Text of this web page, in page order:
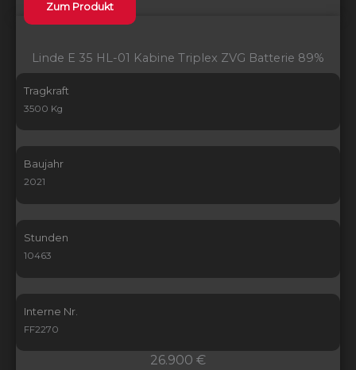
Zum Produkt
Linde E 35 HL-01 Kabine Triplex ZVG Batterie 89%
Tragkraft
3500 Kg
Baujahr
2021
Stunden
10463
Interne Nr.
FF2270
26.900 €